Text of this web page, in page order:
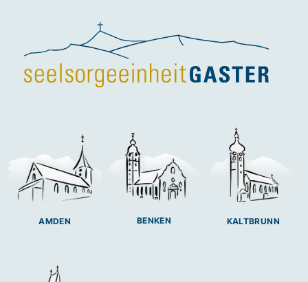
AMDEN BENKEN KALTBRUNN